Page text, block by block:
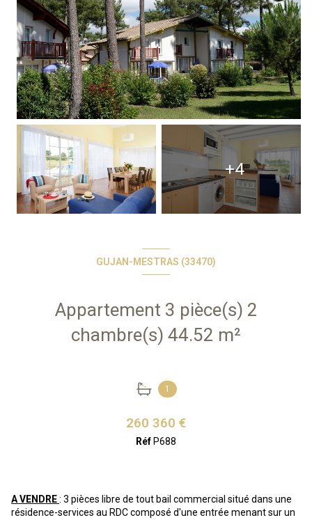
+4
GUJAN-MESTRAS (33470)
Appartement 3 pièce(s) 2
chambre(s) 44.52 m²
1
260 360 €
Réf P688
A VENDRE: 3 pièces libre de tout bail commercial situé dans une
résidence-services au RDC composé d'une entrée menant sur un